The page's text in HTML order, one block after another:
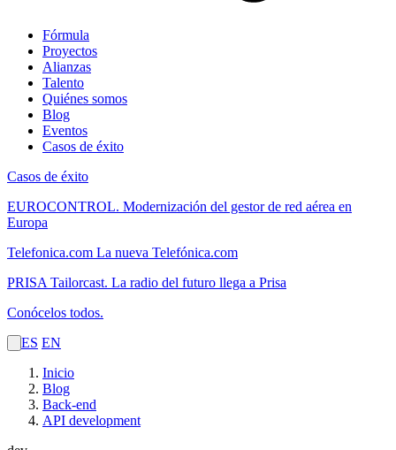
Fórmula
Proyectos
Alianzas
Talento
Quiénes somos
Blog
Eventos
Casos de éxito
Casos de éxito
EUROCONTROL. Modernización del gestor de red aérea en
Europa
Telefonica.com La nueva Telefónica.com
PRISA Tailorcast. La radio del futuro llega a Prisa
Conócelos todos.
ES EN
Inicio
Blog
Back-end
API development